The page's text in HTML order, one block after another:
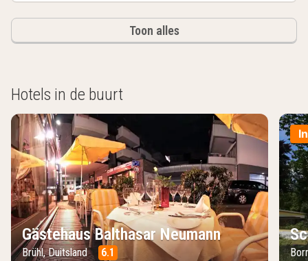
Toon alles
Hotels in de buurt
Gästehaus Balthasar Neumann
Brühl, Duitsland 6.1